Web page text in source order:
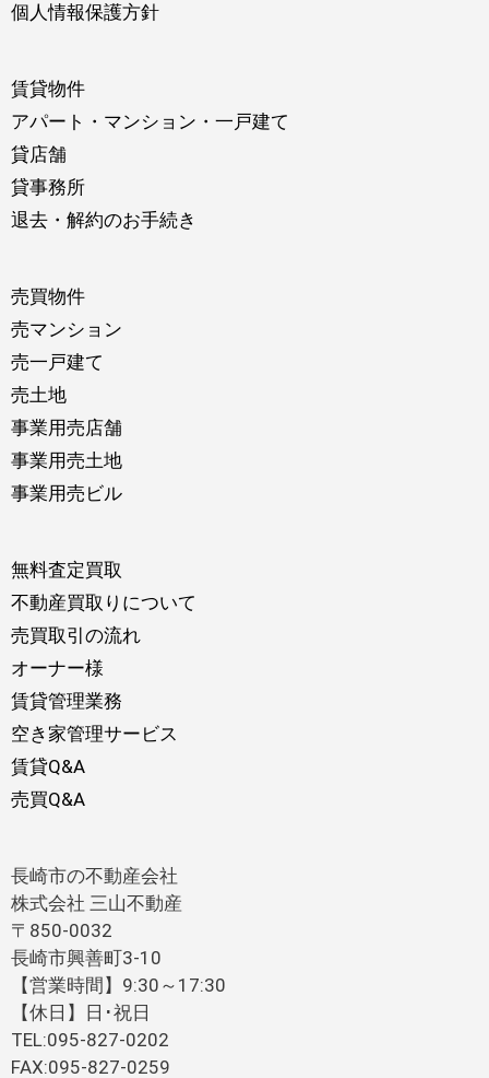
個人情報保護方針
賃貸物件
アパート・マンション・一戸建て
貸店舗
貸事務所
退去・解約のお手続き
売買物件
売マンション
売一戸建て
売土地
事業用売店舗
事業用売土地
事業用売ビル
無料査定買取
不動産買取りについて
売買取引の流れ
オーナー様
賃貸管理業務
空き家管理サービス
賃貸Q&A
売買Q&A
長崎市の不動産会社
株式会社 三山不動産
〒850-0032
長崎市興善町3-10
【営業時間】9:30～17:30
【休日】日･祝日
TEL:095-827-0202
FAX:095-827-0259